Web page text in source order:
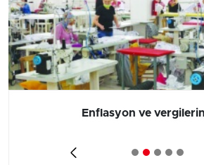
Enflasyon ve